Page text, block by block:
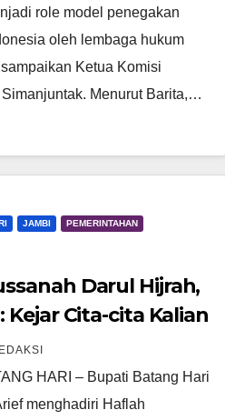
role model penegakan
oleh lembaga hukum
Ketua Komisi
Menurut Barita,…
JAMBI PEMERINTAHAN
Darul Hijrah,
Kejar Cita-cita Kalian
HARI – Bupati Batang Hari
menghadiri Haflah